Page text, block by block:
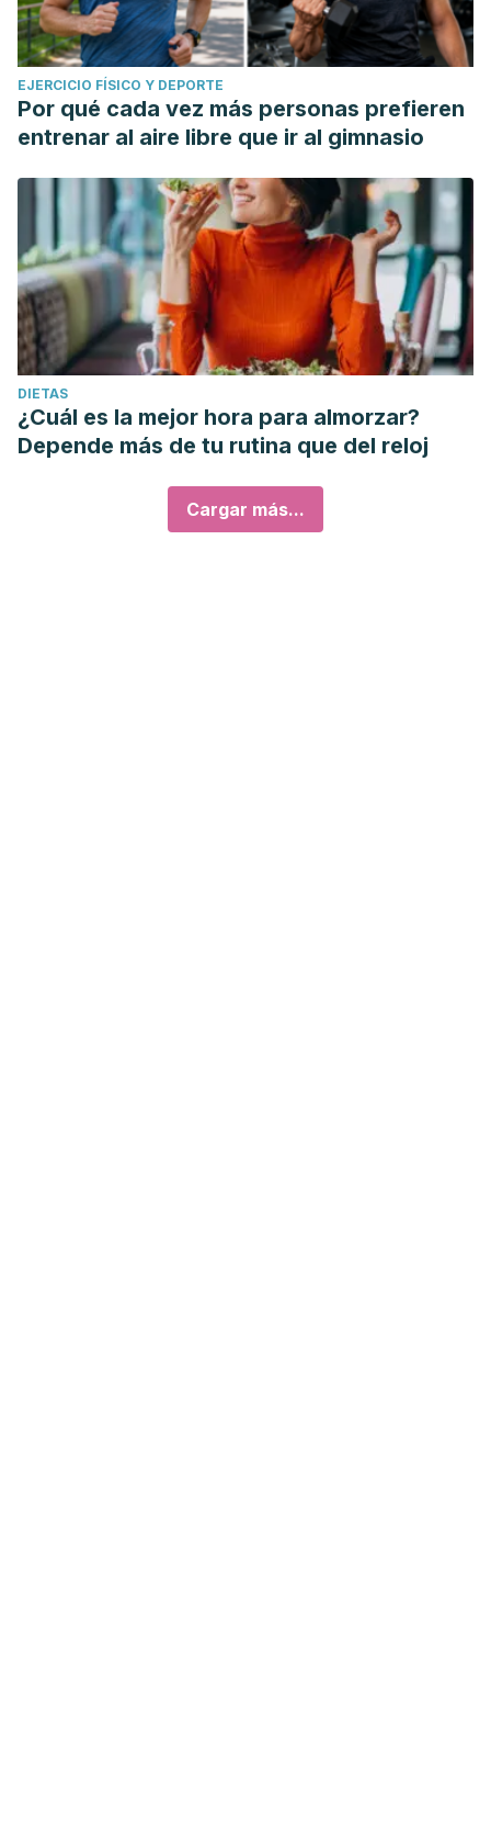
EJERCICIO FÍSICO Y DEPORTE
Por qué cada vez más personas prefieren
entrenar al aire libre que ir al gimnasio
DIETAS
¿Cuál es la mejor hora para almorzar?
Depende más de tu rutina que del reloj
Cargar más...